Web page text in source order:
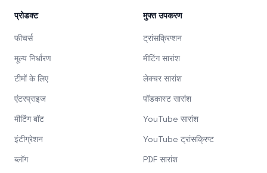
प्रोडक्ट
फीचर्स
मूल्य निर्धारण
टीमों के लिए
एंटरप्राइज
मीटिंग बॉट
इंटीग्रेशन
ब्लॉग
मुफ्त उपकरण
ट्रांसक्रिप्शन
मीटिंग सारांश
लेक्चर सारांश
पॉडकास्ट सारांश
YouTube सारांश
YouTube ट्रांसक्रिप्ट
PDF सारांश